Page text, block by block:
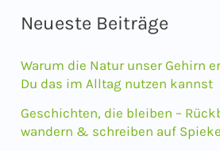
h
n
n
a
Neueste Beiträge
Warum die Natur unser Gehirn
Du das im Alltag nutzen kannst
Geschichten, die bleiben –
wandern & schreiben auf